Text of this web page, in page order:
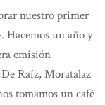
nuestro primer
Hacemos un año y
emisión
Raíz, Moratalaz
tomamos un café